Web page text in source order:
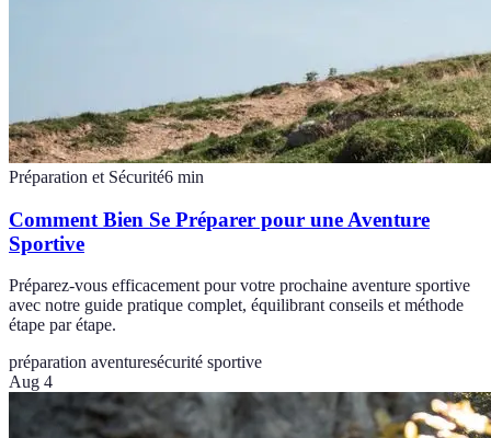
Préparation et Sécurité6 min
Comment Bien Se Préparer pour une Aventure
Sportive
Préparez-vous efficacement pour votre prochaine aventure sportive
avec notre guide pratique complet, équilibrant conseils et méthode
étape par étape.
préparation aventuresécurité sportive
Aug 4